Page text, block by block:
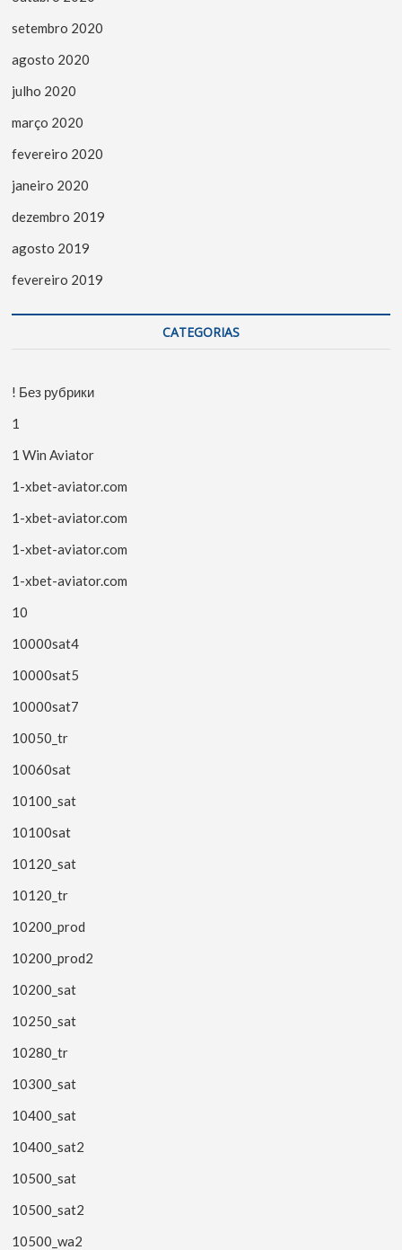
setembro 2020
agosto 2020
julho 2020
março 2020
fevereiro 2020
janeiro 2020
dezembro 2019
agosto 2019
fevereiro 2019
CATEGORIAS
! Без рубрики
1
1 Win Aviator
1-xbet-aviator.com
1-xbet-aviator.com
1-xbet-aviator.com
1-xbet-aviator.com
10
10000sat4
10000sat5
10000sat7
10050_tr
10060sat
10100_sat
10100sat
10120_sat
10120_tr
10200_prod
10200_prod2
10200_sat
10250_sat
10280_tr
10300_sat
10400_sat
10400_sat2
10500_sat
10500_sat2
10500_wa2